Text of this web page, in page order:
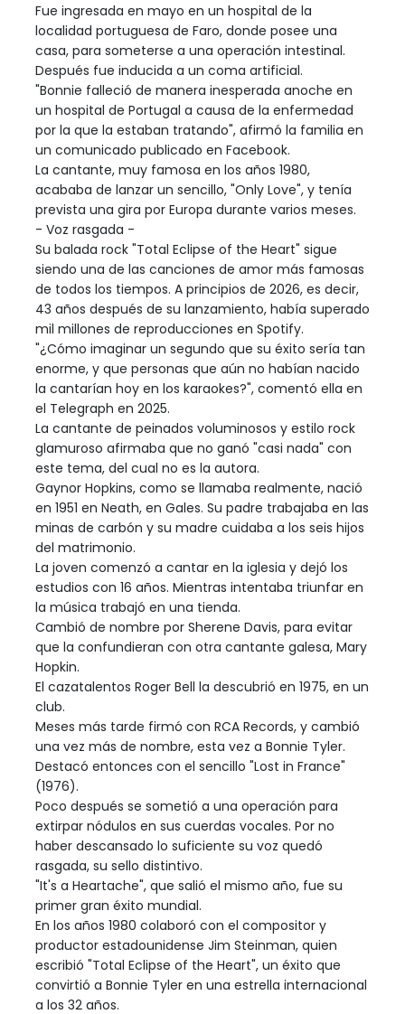
Fue ingresada en mayo en un hospital de la
localidad portuguesa de Faro, donde posee una
casa, para someterse a una operación intestinal.
Después fue inducida a un coma artificial.
"Bonnie falleció de manera inesperada anoche en
un hospital de Portugal a causa de la enfermedad
por la que la estaban tratando", afirmó la familia en
un comunicado publicado en Facebook.
La cantante, muy famosa en los años 1980,
acababa de lanzar un sencillo, "Only Love", y tenía
prevista una gira por Europa durante varios meses.
- Voz rasgada -
Su balada rock "Total Eclipse of the Heart" sigue
siendo una de las canciones de amor más famosas
de todos los tiempos. A principios de 2026, es decir,
43 años después de su lanzamiento, había superado
mil millones de reproducciones en Spotify.
"¿Cómo imaginar un segundo que su éxito sería tan
enorme, y que personas que aún no habían nacido
la cantarían hoy en los karaokes?", comentó ella en
el Telegraph en 2025.
La cantante de peinados voluminosos y estilo rock
glamuroso afirmaba que no ganó "casi nada" con
este tema, del cual no es la autora.
Gaynor Hopkins, como se llamaba realmente, nació
en 1951 en Neath, en Gales. Su padre trabajaba en las
minas de carbón y su madre cuidaba a los seis hijos
del matrimonio.
La joven comenzó a cantar en la iglesia y dejó los
estudios con 16 años. Mientras intentaba triunfar en
la música trabajó en una tienda.
Cambió de nombre por Sherene Davis, para evitar
que la confundieran con otra cantante galesa, Mary
Hopkin.
El cazatalentos Roger Bell la descubrió en 1975, en un
club.
Meses más tarde firmó con RCA Records, y cambió
una vez más de nombre, esta vez a Bonnie Tyler.
Destacó entonces con el sencillo "Lost in France"
(1976).
Poco después se sometió a una operación para
extirpar nódulos en sus cuerdas vocales. Por no
haber descansado lo suficiente su voz quedó
rasgada, su sello distintivo.
"It's a Heartache", que salió el mismo año, fue su
primer gran éxito mundial.
En los años 1980 colaboró con el compositor y
productor estadounidense Jim Steinman, quien
escribió "Total Eclipse of the Heart", un éxito que
convirtió a Bonnie Tyler en una estrella internacional
a los 32 años.